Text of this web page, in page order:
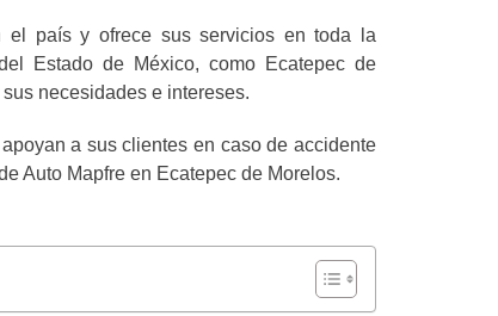
el país y ofrece sus servicios en toda la
Estado de México, como Ecatepec de
necesidades e intereses.
a sus clientes en caso de accidente
Auto Mapfre en Ecatepec de Morelos.